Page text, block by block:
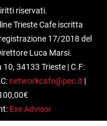
riservati.
Trieste Cafe iscritta
17/2018 del
Luca Marsi.
34133 Trieste | C.F:
networkcafe@pec.it |
Exe Advisor